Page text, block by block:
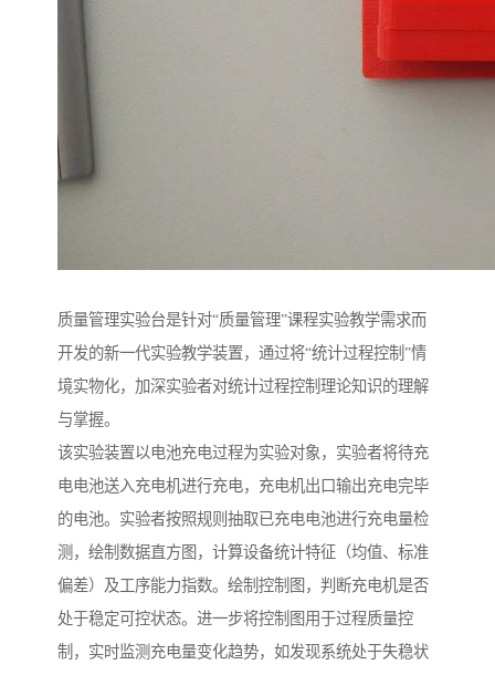
质量管理实验台是针对“质量管理”课程实验教学需求而
开发的新一代实验教学装置，通过将“统计过程控制”情
境实物化，加深实验者对统计过程控制理论知识的理解
与掌握。
该实验装置以电池充电过程为实验对象，实验者将待充
电电池送入充电机进行充电，充电机出口输出充电完毕
的电池。实验者按照规则抽取已充电电池进行充电量检
测，绘制数据直方图，计算设备统计特征（均值、标准
偏差）及工序能力指数。绘制控制图，判断充电机是否
处于稳定可控状态。进一步将控制图用于过程质量控
制，实时监测充电量变化趋势，如发现系统处于失稳状